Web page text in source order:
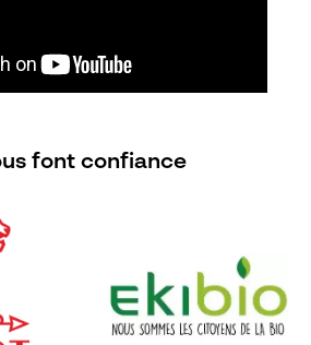
font confiance